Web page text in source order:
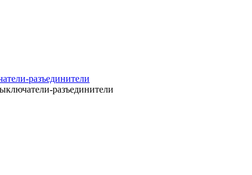
разъединители
разъединители